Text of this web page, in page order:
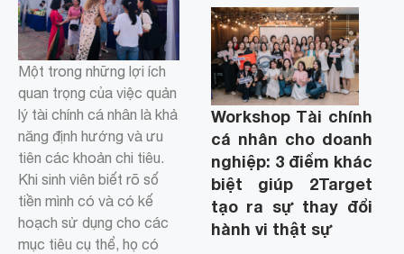
Một trong những lợi ích
quan trọng của việc quản
lý tài chính cá nhân là khả
năng định hướng và ưu
tiên các khoản chi tiêu.
Khi sinh viên biết rõ số
tiền mình có và có kế
hoạch sử dụng cho các
mục tiêu cụ thể, họ có
Workshop Tài chính
cá nhân cho doanh
nghiệp: 3 điểm khác
biệt giúp 2Target
tạo ra sự thay đổi
hành vi thật sự